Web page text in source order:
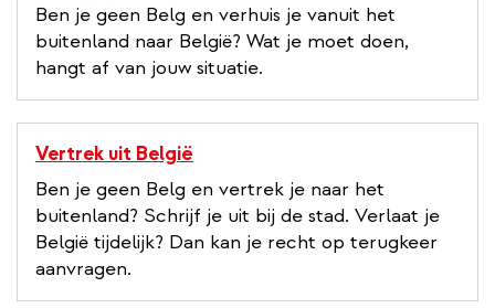
Ben je geen Belg en verhuis je vanuit het
buitenland naar België? Wat je moet doen,
hangt af van jouw situatie.
Vertrek uit België
Ben je geen Belg en vertrek je naar het
buitenland? Schrijf je uit bij de stad. Verlaat je
België tijdelijk? Dan kan je recht op terugkeer
aanvragen.